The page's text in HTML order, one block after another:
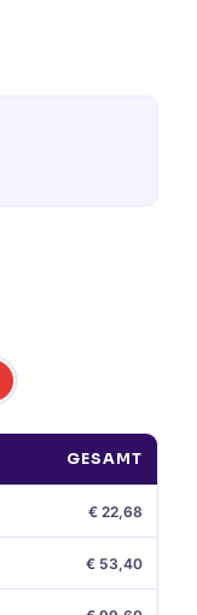
GESAMT
€ 22,68
€ 53,40